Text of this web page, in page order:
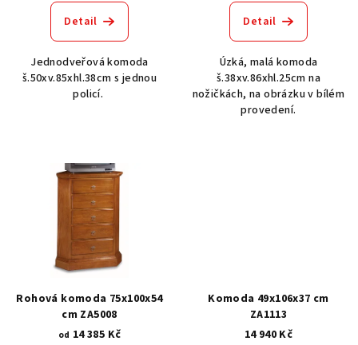
Detail
Jednodveřová komoda
š.50xv.85xhl.38cm s jednou
policí.
Detail
Úzká, malá komoda
š.38xv.86xhl.25cm na
nožičkách, na obrázku v bílém
provedení.
Rohová komoda 75x100x54
cm ZA5008
od 14 385 Kč
Komoda 49x106x37 cm
ZA1113
14 940 Kč